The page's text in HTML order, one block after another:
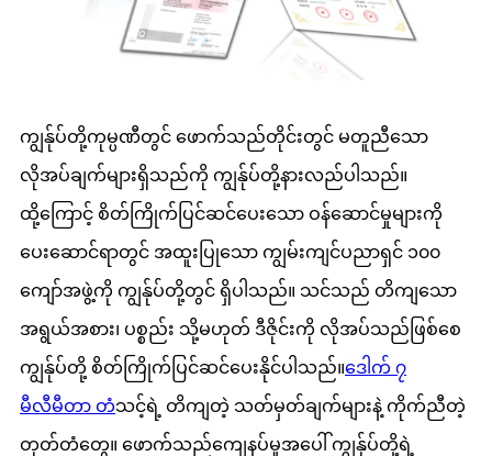
ကျွန်ုပ်တို့ကုမ္ပဏီတွင် ဖောက်သည်တိုင်းတွင် မတူညီသော
လိုအပ်ချက်များရှိသည်ကို ကျွန်ုပ်တို့နားလည်ပါသည်။
ထို့ကြောင့် စိတ်ကြိုက်ပြင်ဆင်ပေးသော ဝန်ဆောင်မှုများကို
ပေးဆောင်ရာတွင် အထူးပြုသော ကျွမ်းကျင်ပညာရှင် ၁၀၀
ကျော်အဖွဲ့ကို ကျွန်ုပ်တို့တွင် ရှိပါသည်။ သင်သည် တိကျသော
အရွယ်အစား၊ ပစ္စည်း သို့မဟုတ် ဒီဇိုင်းကို လိုအပ်သည်ဖြစ်စေ
ကျွန်ုပ်တို့ စိတ်ကြိုက်ပြင်ဆင်ပေးနိုင်ပါသည်။ဒေါက် ၇
မီလီမီတာ တံသင့်ရဲ့ တိကျတဲ့ သတ်မှတ်ချက်များနဲ့ ကိုက်ညီတဲ့
တုတ်တံတွေ။ ဖောက်သည်ကျေနပ်မှုအပေါ် ကျွန်ုပ်တို့ရဲ့